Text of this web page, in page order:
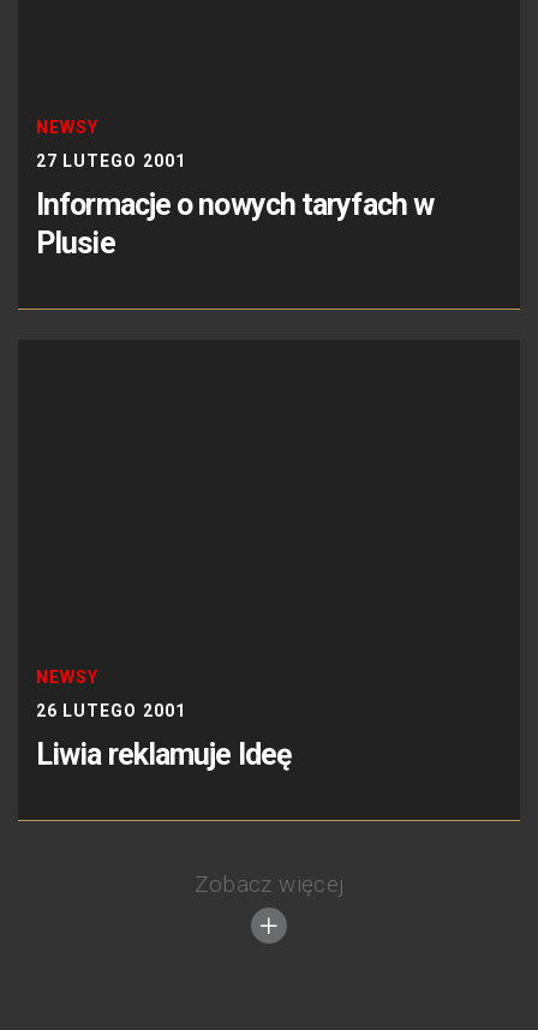
NEWSY
27 LUTEGO 2001
Informacje o nowych taryfach w
Plusie
NEWSY
26 LUTEGO 2001
Liwia reklamuje Ideę
Zobacz więcej